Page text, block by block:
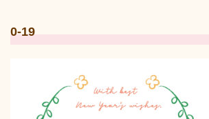
0-19